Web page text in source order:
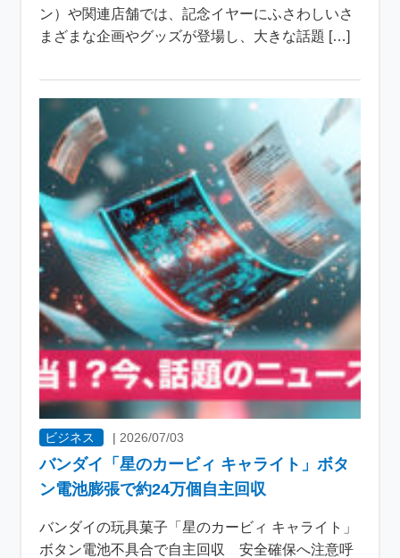
ン）や関連店舗では、記念イヤーにふさわしいさ
まざまな企画やグッズが登場し、大きな話題 […]
ビジネス | 2026/07/03
バンダイ「星のカービィ キャライト」ボタ
ン電池膨張で約24万個自主回収
バンダイの玩具菓子「星のカービィ キャライト」
ボタン電池不具合で自主回収 安全確保へ注意呼